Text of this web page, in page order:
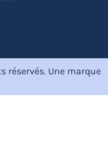
réservés. Une marque